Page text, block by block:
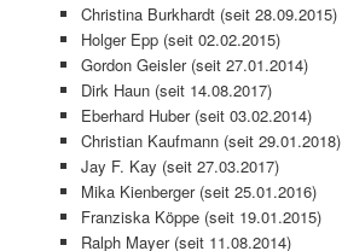
Christina Burkhardt (seit 28.09.2015)
Holger Epp (seit 02.02.2015)
Gordon Geisler (seit 27.01.2014)
Dirk Haun (seit 14.08.2017)
Eberhard Huber (seit 03.02.2014)
Christian Kaufmann (seit 29.01.2018)
Jay F. Kay (seit 27.03.2017)
Mika Kienberger (seit 25.01.2016)
Franziska Köppe (seit 19.01.2015)
Ralph Mayer (seit 11.08.2014)